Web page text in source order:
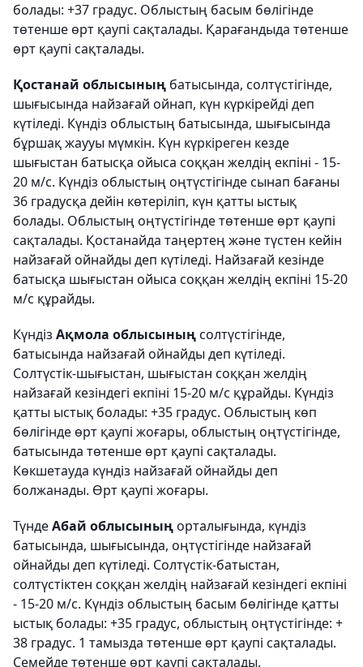
болады: +37 градус. Облыстың басым бөлігінде
төтенше өрт қаупі сақталады. Қарағандыда төтенше
өрт қаупі сақталады.
Қостанай облысының батысында, солтүстігінде,
шығысында найзағай ойнап, күн күркірейді деп
күтіледі. Күндіз облыстың батысында, шығысында
бұршақ жаууы мүмкін. Күн күркіреген кезде
шығыстан батысқа ойыса соққан желдің екпіні - 15-
20 м/с. Күндіз облыстың оңтүстігінде сынап бағаны
36 градусқа дейін көтеріліп, күн қатты ыстық
болады. Облыстың оңтүстігінде төтенше өрт қаупі
сақталады. Қостанайда таңертең және түстен кейін
найзағай ойнайды деп күтіледі. Найзағай кезінде
батысқа шығыстан ойыса соққан желдің екпіні 15-20
м/с құрайды.
Күндіз Ақмола облысыныңсолтүстігінде,
батысында найзағай ойнайды деп күтіледі.
Солтүстік-шығыстан, шығыстан соққан желдің
найзағай кезіндегі екпіні 15-20 м/с құрайды. Күндіз
қатты ыстық болады: +35 градус. Облыстың көп
бөлігінде өрт қаупі жоғары, облыстың оңтүстігінде,
батысында төтенше өрт қаупі сақталады.
Көкшетауда күндіз найзағай ойнайды деп
болжанады. Өрт қаупі жоғары.
ТүндеАбай облысыныңорталығында, күндіз
батысында, шығысында, оңтүстігінде найзағай
ойнайды деп күтіледі. Солтүстік-батыстан,
солтүстіктен соққан желдің найзағай кезіндегі екпіні
- 15-20 м/с. Күндіз облыстың басым бөлігінде қатты
ыстық болады: +35 градус, облыстың оңтүстігінде: +
38 градус. 1 тамызда төтенше өрт қаупі сақталады.
Семейде төтенше өрт қаупі сақталады.